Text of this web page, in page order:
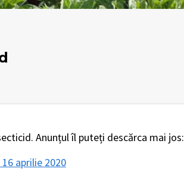
Anunțul îl puteți descărca mai jos:
aprilie 2020